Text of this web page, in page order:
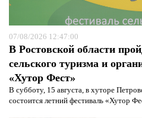
07/08/2026 12:47:00
В Ростовской области
сельского туризма и
«Хутор Фест»
В субботу, 15 августа, в хуторе
состоится летний фестиваль «Хутор